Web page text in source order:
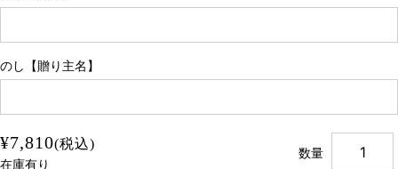
のし【贈り主名】
¥7,810(税込)
在庫有り
数量